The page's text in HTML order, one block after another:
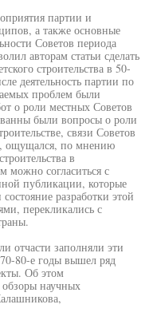
партии и
а также основные
Советов периода
авторам статьи сделать
строительства в 50-
деятельность партии по
проблем были
о роли местных Советов
были вопросы о роли
связи Советов
ощущался, по мнению
в
можно согласиться с
публикации, которые
разработки этой
перекликались с
отчасти заполняли эти
80-е годы вышел ряд
Об этом
обзоры научных